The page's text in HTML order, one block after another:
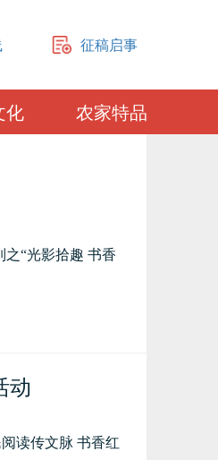
征稿启事
化 农家特品
之“光影拾趣 书香
动
读传文脉 书香红